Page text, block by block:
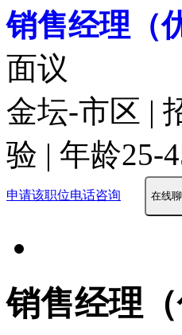
销售经理（
面议
金坛-市区 |
验 | 年龄25-
申请该职位电话咨询 在线
销售经理